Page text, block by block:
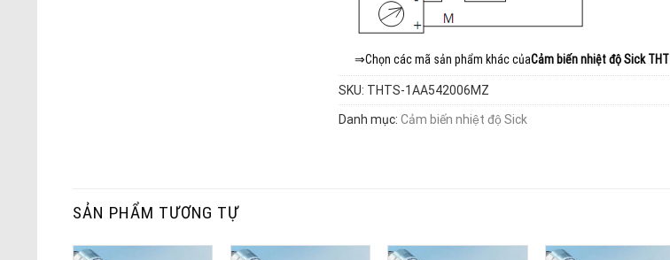
⇒Chọn các mã sản phẩm khác củaCảm biến nhiệt độ Sick THT
SKU: THTS-1AA542006MZ
Danh mục: Cảm biến nhiệt độ Sick
SẢN PHẨM TƯƠNG TỰ